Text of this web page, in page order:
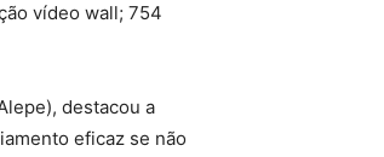
vídeo wall; 754
destacou a
eficaz se não